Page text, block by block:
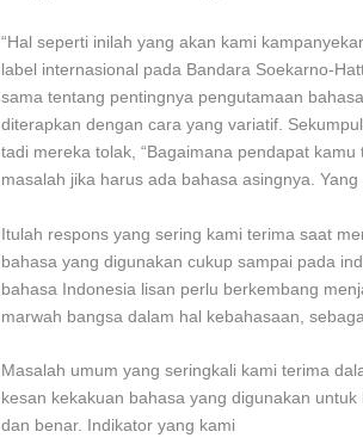
“Hal seperti inilah yang akan kami
label internasional pada Bandara Soekarno-
sama tentang pentingnya pengutamaan
diterapkan dengan cara yang variatif.
tadi mereka tolak, “Bagaimana pendapat
masalah jika harus ada bahasa asingnya.
Itulah respons yang sering kami terima saat
bahasa yang digunakan cukup sampai pada
bahasa Indonesia lisan perlu berkembang
marwah bangsa dalam hal kebahasaan,
Masalah umum yang seringkali kami terima
kesan kekakuan bahasa yang digunakan
dan benar. Indikator yang kami